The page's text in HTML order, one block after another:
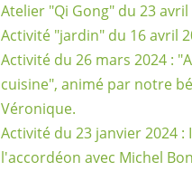
Atelier "Qi Gong" du 23 avril
Activité "jardin" du 16 avril
Activité du 26 mars 2024 :
cuisine", animé par notre
Véronique.
Activité du 23 janvier 2024 :
l'accordéon avec Michel